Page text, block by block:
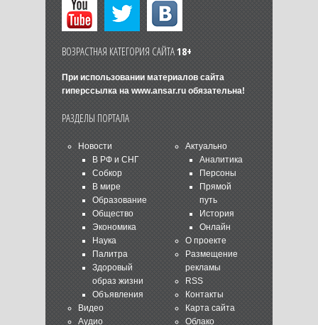
ВОЗРАСТНАЯ КАТЕГОРИЯ САЙТА18+
При использовании материалов сайта
гиперссылка на www.ansar.ruобязательна!
РАЗДЕЛЫ ПОРТАЛА
Новости
В РФ и СНГ
Собкор
В мире
Образование
Общество
Экономика
Наука
Палитра
Здоровый
образ жизни
Объявления
Видео
Аудио
Актуально
Аналитика
Персоны
Прямой
путь
История
Онлайн
О проекте
Размещение
рекламы
RSS
Контакты
Карта сайта
Облако